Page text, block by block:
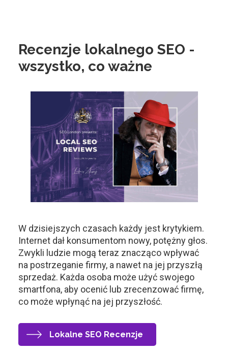
Recenzje lokalnego SEO -
wszystko, co ważne
W dzisiejszych czasach każdy jest krytykiem.
Internet dał konsumentom nowy, potężny głos.
Zwykli ludzie mogą teraz znacząco wpływać
na postrzeganie firmy, a nawet na jej przyszłą
sprzedaż. Każda osoba może użyć swojego
smartfona, aby ocenić lub zrecenzować firmę,
co może wpłynąć na jej przyszłość.
Lokalne SEO Recenzje